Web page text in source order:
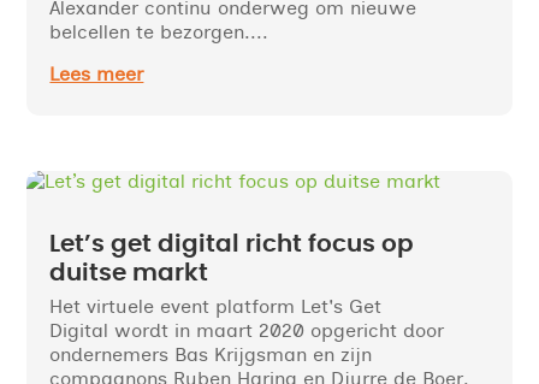
Alexander continu onderweg om nieuwe
belcellen te bezorgen....
Lees meer
Let’s get digital richt focus op
duitse markt
Het virtuele event platform Let's Get
Digital wordt in maart 2020 opgericht door
ondernemers Bas Krijgsman en zijn
compagnons Ruben Haring en Djurre de Boer.